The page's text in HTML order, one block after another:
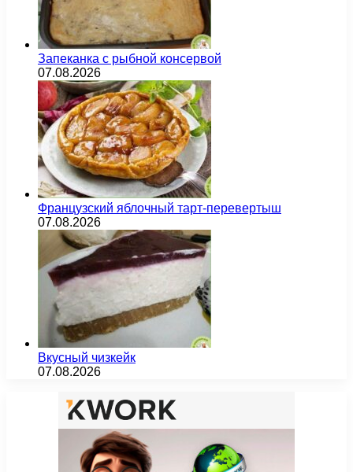
Запеканка с рыбной консервой
07.08.2026
Французский яблочный тарт-перевертыш
07.08.2026
Вкусный чизкейк
07.08.2026